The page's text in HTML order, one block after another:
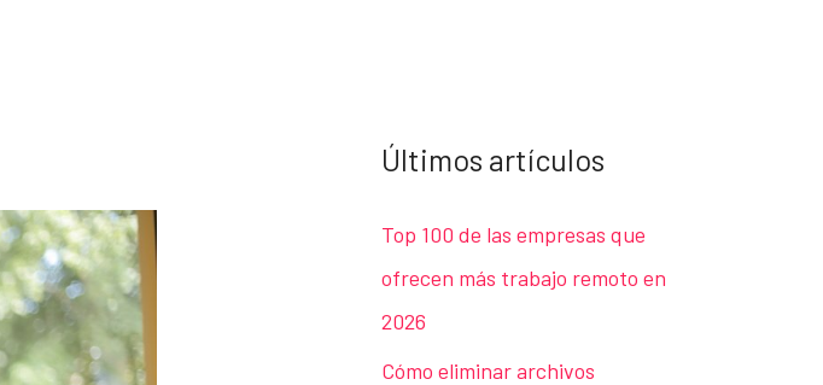
Últimos artículos
Top 100 de las empresas que
ofrecen más trabajo remoto en
2026
Cómo eliminar archivos